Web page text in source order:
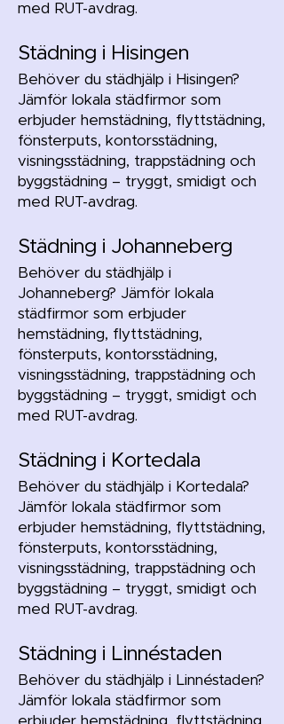
med RUT-avdrag.
Städning i Hisingen
Behöver du städhjälp i Hisingen?
Jämför lokala städfirmor som
erbjuder hemstädning, flyttstädning,
fönsterputs, kontorsstädning,
visningsstädning, trappstädning och
byggstädning – tryggt, smidigt och
med RUT-avdrag.
Städning i Johanneberg
Behöver du städhjälp i
Johanneberg? Jämför lokala
städfirmor som erbjuder
hemstädning, flyttstädning,
fönsterputs, kontorsstädning,
visningsstädning, trappstädning och
byggstädning – tryggt, smidigt och
med RUT-avdrag.
Städning i Kortedala
Behöver du städhjälp i Kortedala?
Jämför lokala städfirmor som
erbjuder hemstädning, flyttstädning,
fönsterputs, kontorsstädning,
visningsstädning, trappstädning och
byggstädning – tryggt, smidigt och
med RUT-avdrag.
Städning i Linnéstaden
Behöver du städhjälp i Linnéstaden?
Jämför lokala städfirmor som
erbjuder hemstädning, flyttstädning,